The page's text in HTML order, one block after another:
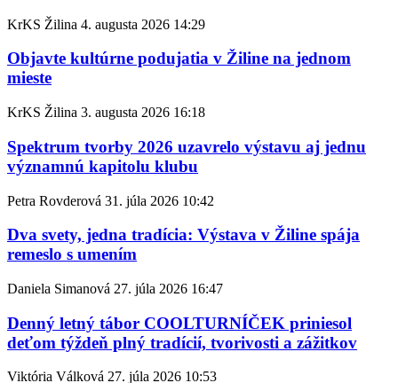
KrKS Žilina 4. augusta 2026 14:29
Objavte kultúrne podujatia v Žiline na jednom
mieste
KrKS Žilina 3. augusta 2026 16:18
Spektrum tvorby 2026 uzavrelo výstavu aj jednu
významnú kapitolu klubu
Petra Rovderová 31. júla 2026 10:42
Dva svety, jedna tradícia: Výstava v Žiline spája
remeslo s umením
Daniela Simanová 27. júla 2026 16:47
Denný letný tábor COOLTURNÍČEK priniesol
deťom týždeň plný tradícií, tvorivosti a zážitkov
Viktória Válková 27. júla 2026 10:53